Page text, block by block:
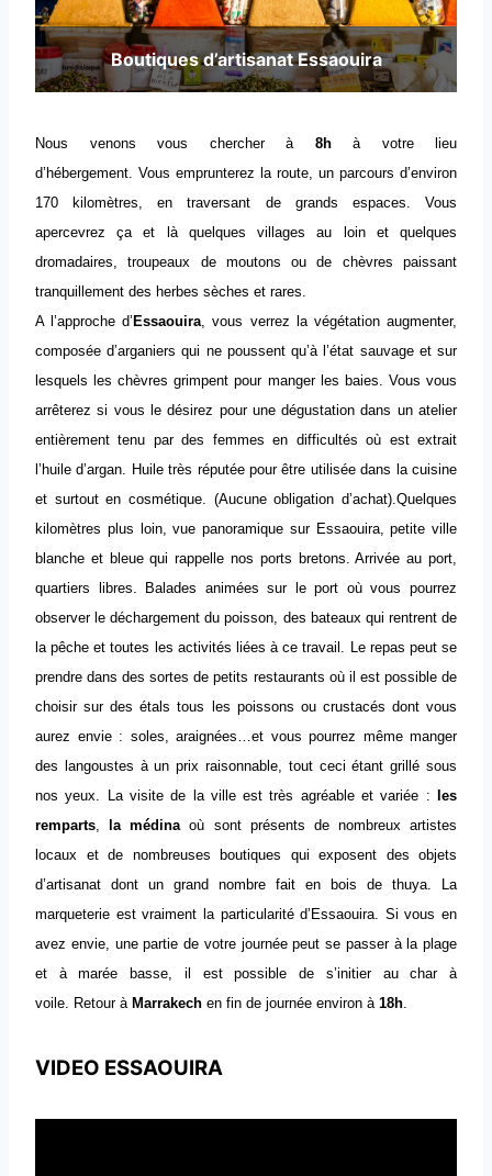
Boutiques d’artisanat Essaouira
Nous venons vous chercher à 8hà votre lieu
d’hébergement. Vous emprunterez la route, un parcours d’environ
170 kilomètres, en traversant de grands espaces. Vous
apercevrez ça et là quelques villages au loin et quelques
dromadaires, troupeaux de moutons ou de chèvres paissant
tranquillement des herbes sèches et rares.
A l’approche d’ Essaouira, vous verrez la végétation augmenter,
composée d’arganiers qui ne poussent qu’à l’état sauvage et sur
lesquels les chèvres grimpent pour manger les baies. Vous vous
arrêterez si vous le désirez pour une dégustation dans un atelier
entièrement tenu par des femmes en difficultés où est extrait
l’huile d’argan. Huile très réputée pour être utilisée dans la cuisine
et surtout en cosmétique. (Aucune obligation d’achat).Quelques
kilomètres plus loin, vue panoramique sur Essaouira, petite ville
blanche et bleue qui rappelle nos ports bretons. Arrivée au port,
quartiers libres. Balades animées sur le port où vous pourrez
observer le déchargement du poisson, des bateaux qui rentrent de
la pêche et toutes les activités liées à ce travail. Le repas peut se
prendre dans des sortes de petits restaurants où il est possible de
choisir sur des étals tous les poissons ou crustacés dont vous
aurez envie : soles, araignées…et vous pourrez même manger
des langoustes à un prix raisonnable, tout ceci étant grillé sous
nos yeux. La visite de la ville est très agréable et variée : les
remparts, la médinaoù sont présents de nombreux artistes
locaux et de nombreuses boutiques qui exposent des objets
d’artisanat dont un grand nombre fait en bois de thuya. La
marqueterie est vraiment la particularité d’Essaouira. Si vous en
avez envie, une partie de votre journée peut se passer à la plage
et à marée basse, il est possible de s’initier au char à
voile. Retour à Marrakech en fin de journée environ à 18h.
VIDEO ESSAOUIRA